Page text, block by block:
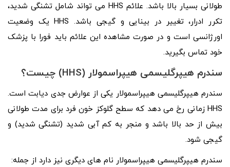
طولانی بسیار بالا باشد. علائم HHS می تواند شامل تشنگی شدید،
تکرر ادرار، تغییر در بینایی و گیجی باشد. HHS یک وضعیت
اورژانسی است و در صورت مشاهده این علائم باید فورا با پزشک
خود تماس بگیرید.
سندرم هیپرگلیسمی هیپراسمولار (HHS) چیست؟
سندرم هیپرگلیسمی هیپراسمولار یکی از عوارض جدی دیابت است.
HHS زمانی رخ می دهد که سطح گلوکز خون فرد برای مدت طولانی
بیش از حد بالا باشد و منجر به کم آبی شدید (تشنگی شدید) و
گیجی شود.
سندرم هیپرگلیسمی هیپراسمولار نام های دیگری نیز دارد از جمله: